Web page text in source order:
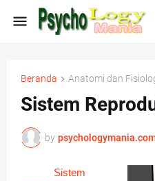
Beranda Anatomi dan
Sistem
by
Sistem